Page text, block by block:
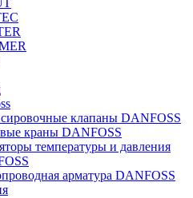
клапаны DANFOSS
краны DANFOSS
температуры и давления
арматура DANFOSS